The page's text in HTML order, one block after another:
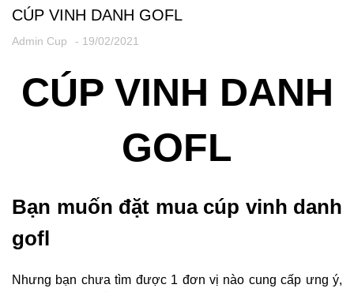
CÚP VINH DANH GOFL
Admin Cup - 19/02/2021
CÚP VINH DANH
GOFL
Bạn muốn đặt mua cúp vinh danh
gofl
Nhưng bạn chưa tìm được 1 đơn vị nào cung cấp ưng ý,